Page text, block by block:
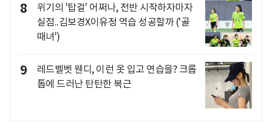
8
위기의 '탑걸' 어쩌나, 전반 시작하자마자
실점..김보경X이유정 역습 성공할까 ('골
때녀')
9
레드벨벳 웬디, 이런 옷 입고 연습을? 크롭
톱에 드러난 탄탄한 복근